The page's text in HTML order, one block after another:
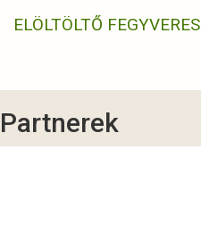
ELÖLTÖLTŐ FEGYVERES
Partnerek